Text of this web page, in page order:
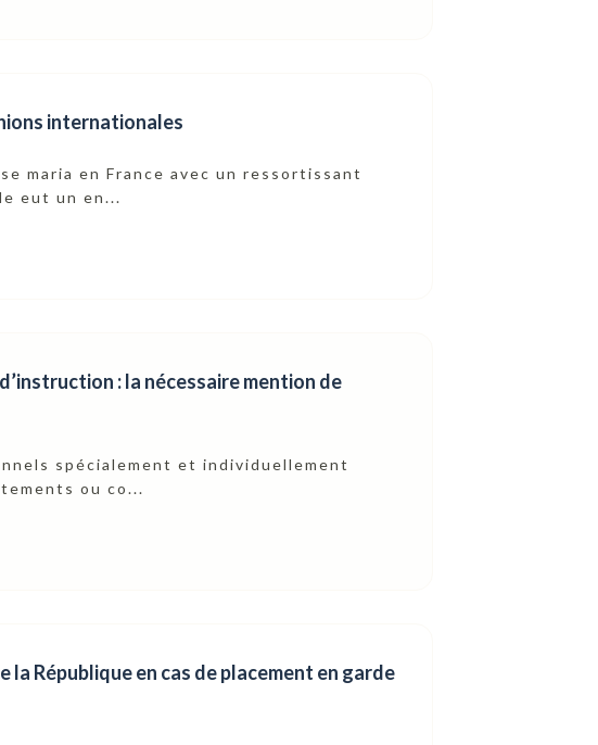
internationales
maria en France avec un ressortissant
eut un en...
: la nécessaire mention de
spécialement et individuellement
ou co...
République en cas de placement en garde